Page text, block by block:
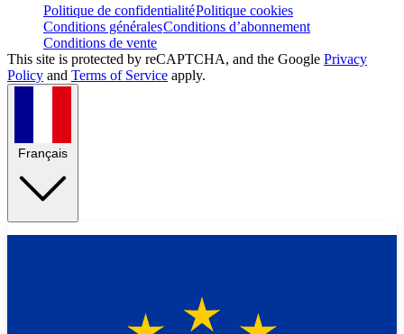
Politique de confidentialitéPolitique cookies
Conditions généralesConditions d’abonnement
Conditions de vente
This site is protected by reCAPTCHA, and the Google Privacy
Policy and Terms of Service apply.
Français